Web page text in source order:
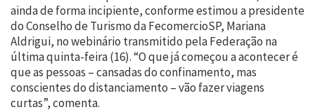
ainda de forma incipiente, conforme estimou a presidente
do Conselho de Turismo da FecomercioSP, Mariana
Aldrigui, no webinário transmitido pela Federação na
última quinta-feira (16). “O que já começou a acontecer é
que as pessoas – cansadas do confinamento, mas
conscientes do distanciamento – vão fazer viagens
curtas”, comenta.